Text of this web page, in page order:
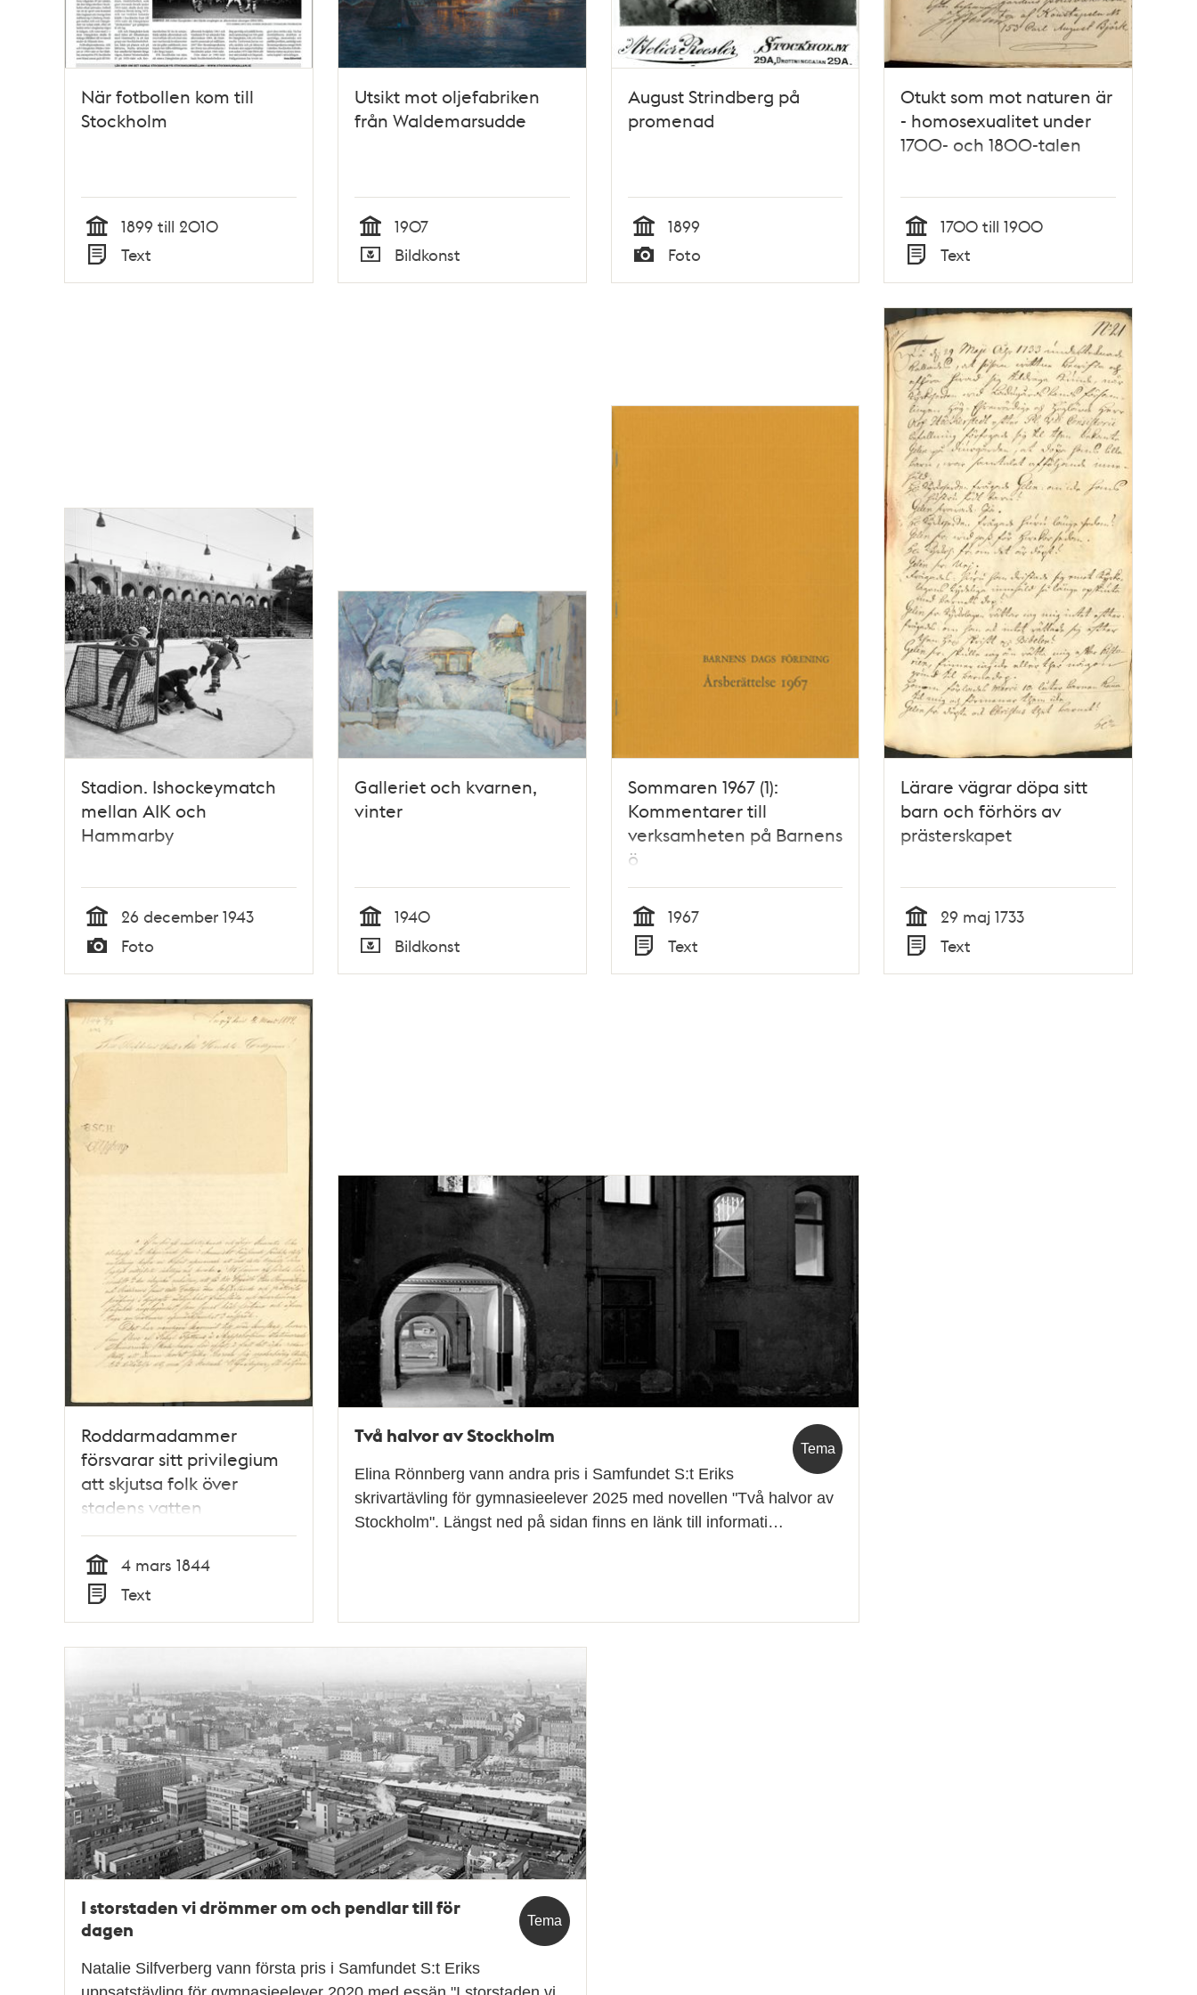
När fotbollen kom till
Stockholm
Tid
1899 till 2010
Typ
Text
Utsikt mot oljefabriken
från Waldemarsudde
Tid
1907
Typ
Bildkonst
August Strindberg på
promenad
Tid
1899
Typ
Foto
Otukt som mot naturen är
- homosexualitet under
1700- och 1800-talen
Tid
1700 till 1900
Typ
Text
Stadion. Ishockeymatch
mellan AIK och
Hammarby
Tid
26 december 1943
Typ
Foto
Galleriet och kvarnen,
vinter
Tid
1940
Typ
Bildkonst
Sommaren 1967 (1):
Kommentarer till
verksamheten på Barnens
ö
Tid
1967
Typ
Text
Lärare vägrar döpa sitt
barn och förhörs av
prästerskapet
Tid
29 maj 1733
Typ
Text
Roddarmadammer
försvarar sitt privilegium
att skjutsa folk över
stadens vatten
Tid
4 mars 1844
Text
Tema
Två halvor av Stockholm
Elina Rönnberg vann andra pris i Samfundet S:t Eriks
skrivartävling för gymnasieelever 2025 med novellen "Två halvor av
Stockholm". Längst ned på sidan finns en länk till informati…
Tema
I storstaden vi drömmer om och pendlar till för
dagen
Natalie Silfverberg vann första pris i Samfundet S:t Eriks